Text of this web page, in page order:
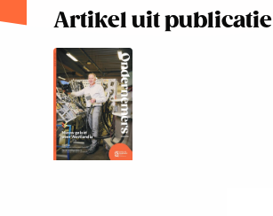
Artikel uit publicatie